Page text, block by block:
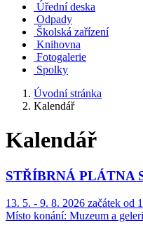
Úřední deska
Odpady
Školská zařízení
Knihovna
Fotogalerie
Spolky
Úvodní stránka
Kalendář
Kalendář
STŘÍBRNÁ PLÁTNA
13. 5. - 9. 8. 2026 začátek od
Místo konání: Muzeum a